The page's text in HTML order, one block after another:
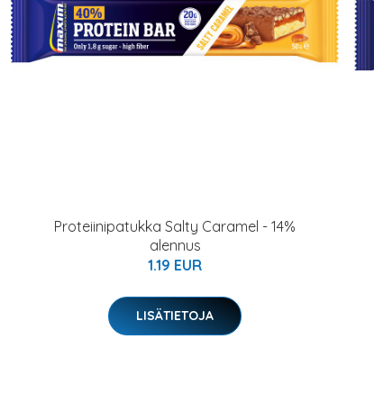
Proteiinipatukka Salty Caramel - 14%
alennus
1.19 EUR
LISÄTIETOJA